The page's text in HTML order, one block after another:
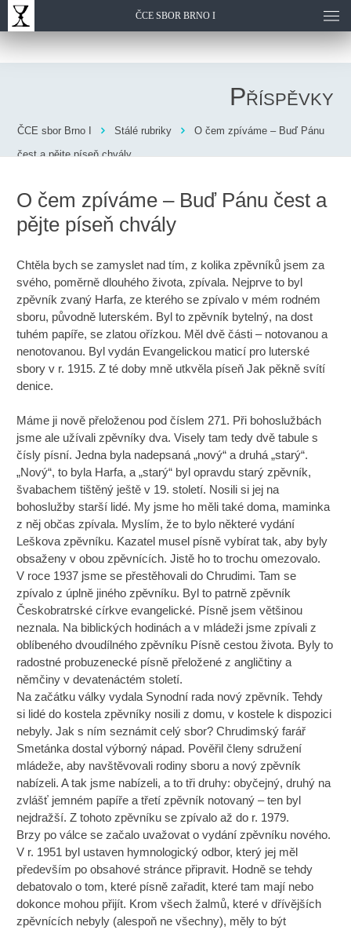
ČCE SBOR BRNO I
Příspěvky
ČCE sbor Brno I Stálé rubriky
O čem zpíváme – Buď Pánu
čest a pějte píseň chvály
O čem zpíváme – Buď Pánu čest a
pějte píseň chvály
Chtěla bych se zamyslet nad tím, z kolika zpěvníků jsem za
svého, poměrně dlouhého života, zpívala. Nejprve to byl
zpěvník zvaný Harfa, ze kterého se zpívalo v mém rodném
sboru, původně luterském. Byl to zpěvník bytelný, na dost
tuhém papíře, se zlatou ořízkou. Měl dvě části – notovanou a
nenotovanou. Byl vydán Evangelickou maticí pro luterské
sbory v r. 1915. Z té doby mně utkvěla píseň Jak pěkně svítí
denice.
Máme ji nově přeloženou pod číslem 271. Při bohoslužbách
jsme ale užívali zpěvníky dva. Visely tam tedy dvě tabule s
čísly písní. Jedna byla nadepsaná „nový“ a druhá „starý“.
„Nový“, to byla Harfa, a „starý“ byl opravdu starý zpěvník,
švabachem tištěný ještě v 19. století. Nosili si jej na
bohoslužby starší lidé. My jsme ho měli také doma, maminka
z něj občas zpívala. Myslím, že to bylo některé vydání
Leškova zpěvníku. Kazatel musel písně vybírat tak, aby byly
obsaženy v obou zpěvnících. Jistě ho to trochu omezovalo.
V roce 1937 jsme se přestěhovali do Chrudimi. Tam se
zpívalo z úplně jiného zpěvníku. Byl to patrně zpěvník
Českobratrské církve evangelické. Písně jsem většinou
neznala. Na biblických hodinách a v mládeži jsme zpívali z
oblíbeného dvoudílného zpěvníku Písně cestou života. Byly to
radostné probuzenecké písně přeložené z angličtiny a
němčiny v devatenáctém století.
Na začátku války vydala Synodní rada nový zpěvník. Tehdy
si lidé do kostela zpěvníky nosili z domu, v kostele k dispozici
nebyly. Jak s ním seznámit celý sbor? Chrudimský farář
Smetánka dostal výborný nápad. Pověřil členy sdružení
mládeže, aby navštěvovali rodiny sboru a nový zpěvník
nabízeli. A tak jsme nabízeli, a to tři druhy: obyčejný, druhý na
zvlášť jemném papíře a třetí zpěvník notovaný – ten byl
nejdražší. Z tohoto zpěvníku se zpívalo až do r. 1979.
Brzy po válce se začalo uvažovat o vydání zpěvníku nového.
V r. 1951 byl ustaven hymnologický odbor, který jej měl
především po obsahové stránce připravit. Hodně se tehdy
debatovalo o tom, které písně zařadit, které tam mají nebo
dokonce mohou přijít. Krom všech žalmů, které v dřívějších
zpěvnících nebyly (alespoň ne všechny), měly to být